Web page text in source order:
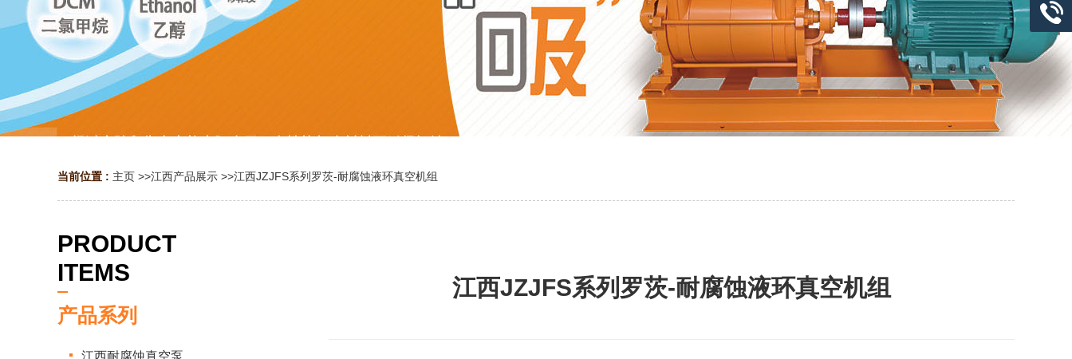
当前位置 : 主页 >>江西产品展示 >>江西JZJFS系列罗茨-耐腐蚀液环真空机组
PRODUCT
ITEMS
产品系列
江西耐腐蚀真空泵
江西JZJFS系列罗茨-耐腐蚀液环真空机组